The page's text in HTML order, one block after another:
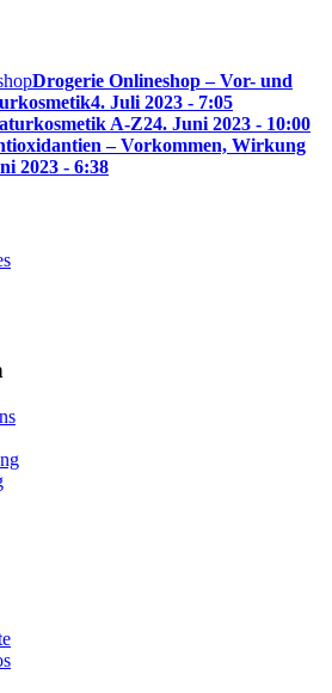
Drogerie Onlineshop – Vor- und
4. Juli 2023 - 7:05
A-Z24. Juni 2023 - 10:00
– Vorkommen, Wirkung
2023 - 6:38